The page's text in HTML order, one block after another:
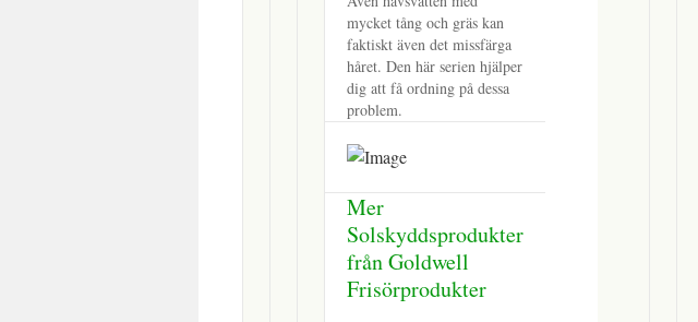
mycket tång och gräs kan
faktiskt även det missfärga
håret. Den här serien hjälper
dig att få ordning på dessa
problem.
Mer
Solskyddsprodukter
från Goldwell
Frisörprodukter